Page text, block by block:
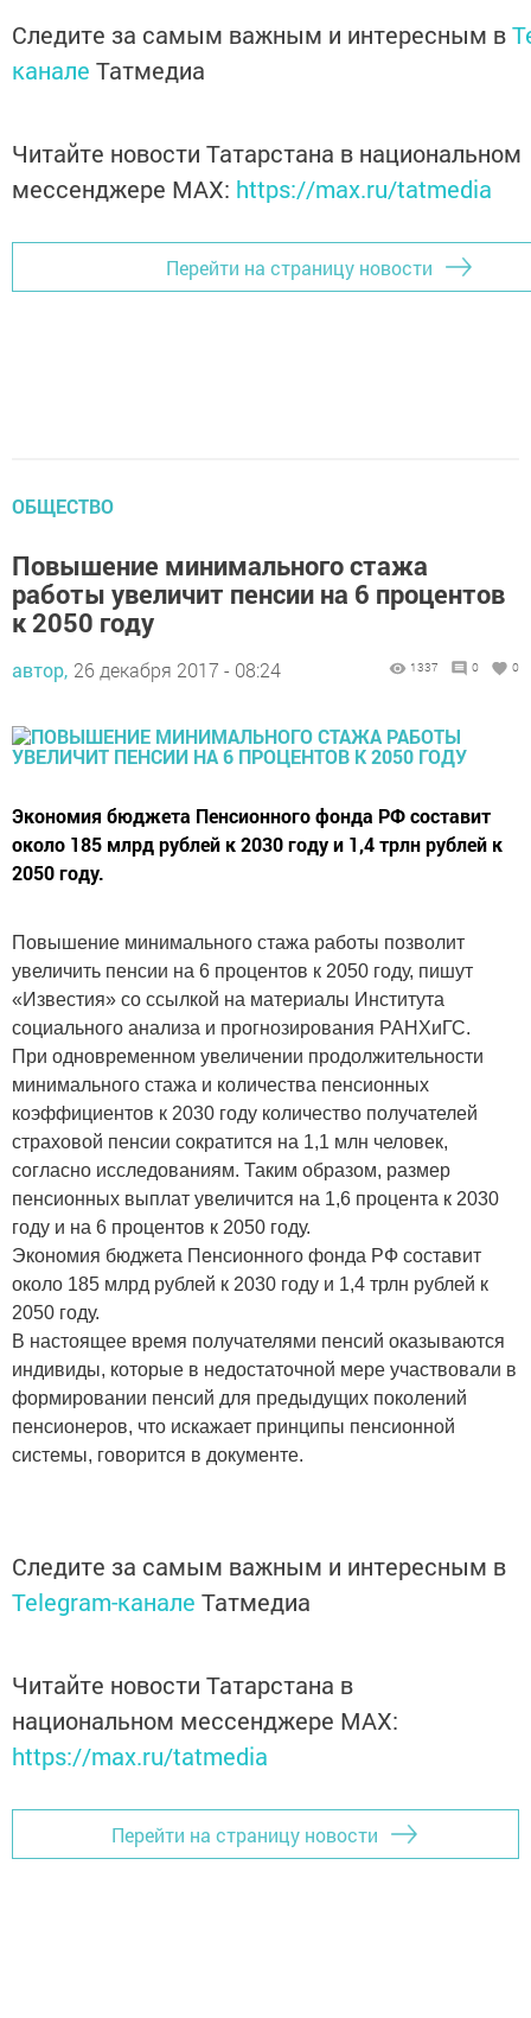
Следите за самым важным и интересным в
канале Татмедиа
Читайте новости Татарстана в национальном
мессенджере MАХ: https://max.ru/tatmedia
Перейти на страницу новости
ОБЩЕСТВО
Повышение минимального стажа
работы увеличит пенсии на 6 процентов
к 2050 году
автор, 26 декабря 2017 - 08:24 1337 0 0
Экономия бюджета Пенсионного фонда РФ составит
около 185 млрд рублей к 2030 году и 1,4 трлн рублей к
2050 году.
Повышение минимального стажа работы позволит
увеличить пенсии на 6 процентов к 2050 году, пишут
«Известия» со ссылкой на материалы Института
социального анализа и прогнозирования РАНХиГС.
При одновременном увеличении продолжительности
минимального стажа и количества пенсионных
коэффициентов к 2030 году количество получателей
страховой пенсии сократится на 1,1 млн человек,
согласно исследованиям. Таким образом, размер
пенсионных выплат увеличится на 1,6 процента к 2030
году и на 6 процентов к 2050 году.
Экономия бюджета Пенсионного фонда РФ составит
около 185 млрд рублей к 2030 году и 1,4 трлн рублей к
2050 году.
В настоящее время получателями пенсий оказываются
индивиды, которые в недостаточной мере участвовали в
формировании пенсий для предыдущих поколений
пенсионеров, что искажает принципы пенсионной
системы, говорится в документе.
Следите за самым важным и интересным в
Telegram-канале Татмедиа
Читайте новости Татарстана в
национальном мессенджере MАХ:
https://max.ru/tatmedia
Перейти на страницу новости